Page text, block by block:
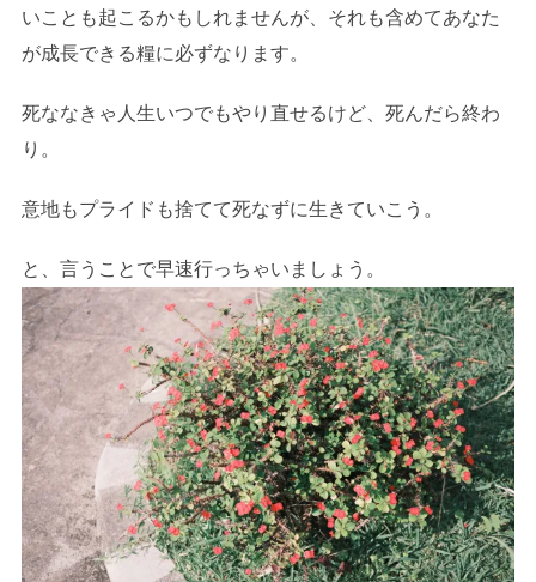
いことも起こるかもしれませんが、それも含めてあなた
が成長できる糧に必ずなります。
死ななきゃ人生いつでもやり直せるけど、死んだら終わ
り。
意地もプライドも捨てて死なずに生きていこう。
と、言うことで早速行っちゃいましょう。